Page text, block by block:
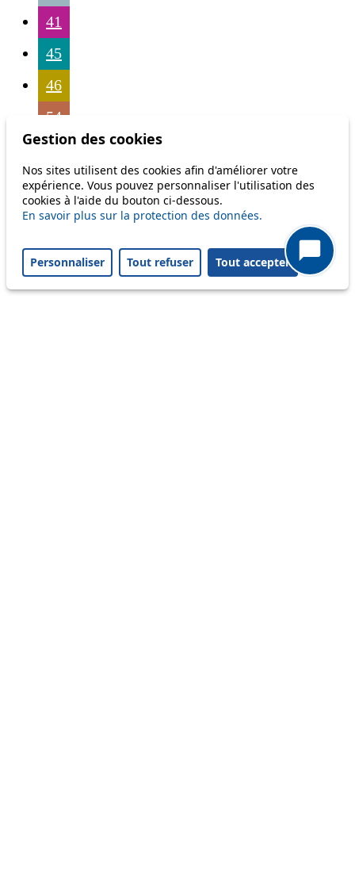
41
45
46
54
56
58
64
Others
Gestion des cookies
Nos sites utilisent des cookies afin d'améliorer votre
expérience. Vous pouvez personnaliser l'utilisation des
cookies à l'aide du bouton ci-dessous.
En savoir plus sur la protection des données.
Personnaliser Tout refuser Tout accepter